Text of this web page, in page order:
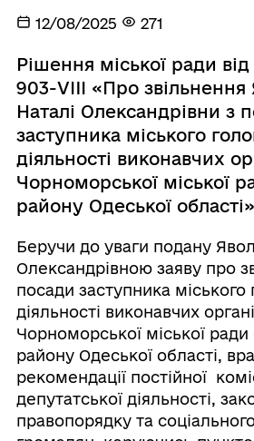
12/08/2025 271
Рішення міської ради
903-VIII «Про звільнення
Наталі Олександрівни з
заступника міського
діяльності виконавчих
Чорноморської міської
району Одеської області»
Беручи до уваги подану
Олександрівною заяву про
посади заступника міського
діяльності виконавчих
Чорноморської міської
району Одеської області,
рекомендації постійної
депутатської діяльності,
правопорядку та